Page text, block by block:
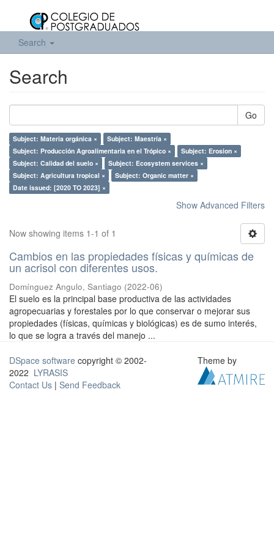
Search
Search
Go
Subject: Materia orgánica ×
Subject: Maestría ×
Subject: Producción Agroalimentaria en el Trópico ×
Subject: Erosion ×
Subject: Calidad del suelo ×
Subject: Ecosystem services ×
Subject: Agricultura tropical ×
Subject: Organic matter ×
Date issued: [2020 TO 2023] ×
Show Advanced Filters
Now showing items 1-1 of 1
Cambios en las propiedades físicas y químicas de
un acrisol con diferentes usos.
Domínguez Angulo, Santiago (2022-06)
El suelo es la principal base productiva de las actividades
agropecuarias y forestales por lo que conservar o mejorar sus
propiedades (físicas, químicas y biológicas) es de sumo interés,
lo que se logra a través del manejo ...
DSpace software copyright © 2002-
2022 LYRASIS
Contact Us | Send Feedback
Theme by